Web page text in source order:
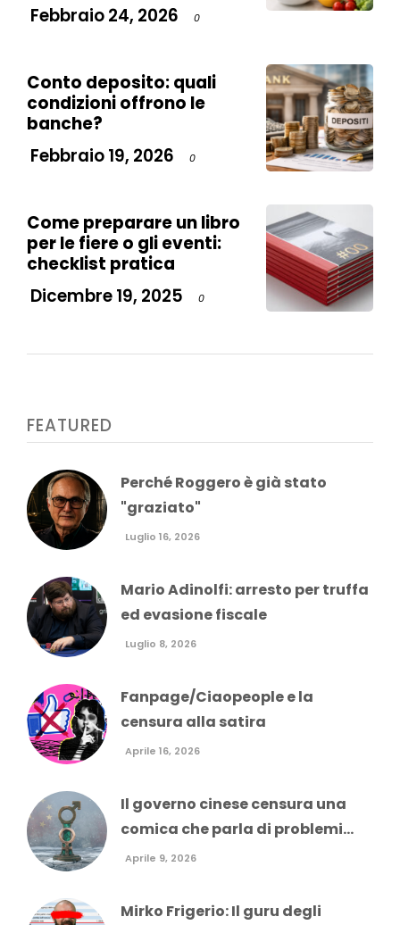
Febbraio 24, 2026
0
Conto deposito: quali
condizioni offrono le
banche?
Febbraio 19, 2026
0
Come preparare un libro
per le fiere o gli eventi:
checklist pratica
Dicembre 19, 2025
0
FEATURED
Perché Roggero è già stato
"graziato"
Luglio 16, 2026
Mario Adinolfi: arresto per truffa
ed evasione fiscale
Luglio 8, 2026
Fanpage/Ciaopeople e la
censura alla satira
Aprile 16, 2026
Il governo cinese censura una
comica che parla di problemi...
Aprile 9, 2026
Mirko Frigerio: Il guru degli